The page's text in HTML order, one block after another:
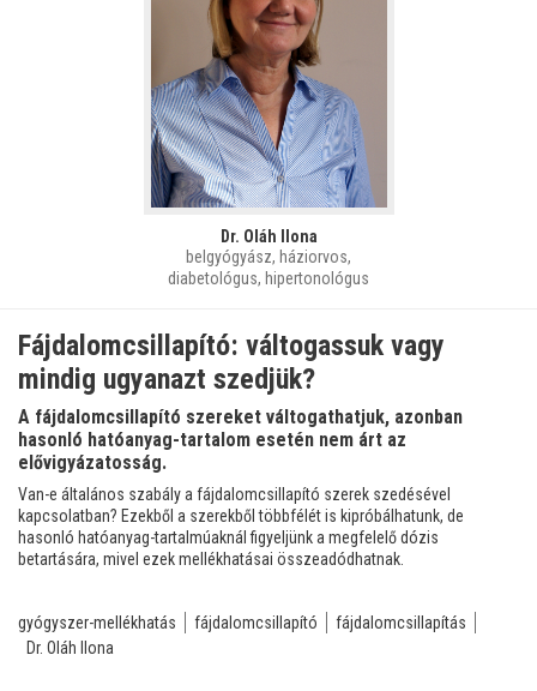
Dr. Oláh Ilona
belgyógyász, háziorvos,
diabetológus, hipertonológus
Fájdalomcsillapító: váltogassuk vagy
mindig ugyanazt szedjük?
A fájdalomcsillapító szereket váltogathatjuk, azonban
hasonló hatóanyag-tartalom esetén nem árt az
elővigyázatosság.
Van-e általános szabály a fájdalomcsillapító szerek szedésével
kapcsolatban? Ezekből a szerekből többfélét is kipróbálhatunk, de
hasonló hatóanyag-tartalmúaknál figyeljünk a megfelelő dózis
betartására, mivel ezek mellékhatásai összeadódhatnak.
gyógyszer-mellékhatás fájdalomcsillapító
fájdalomcsillapítás
Dr. Oláh Ilona